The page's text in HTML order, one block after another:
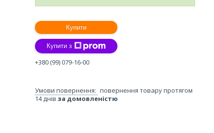
Купити
Купити з
+380 (99) 079-16-00
повернення товару протягом
14 днів за домовленістю